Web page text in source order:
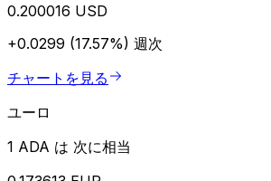
0.200016 USD
+0.0299 (17.57%) 週次
チャートを見る
ユーロ
1 ADA は 次に相当